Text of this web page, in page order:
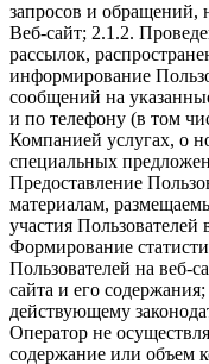
запросов и обращений,
Веб-сайт; 2.1.2.
рассылок,
информирование
сообщений на
и по телефону (в том
Компанией услугах, о
специальных
Предоставление
материалам,
участия
Формирование
Пользователей на веб-
сайта и его
действующему
Оператор не
содержание или объем